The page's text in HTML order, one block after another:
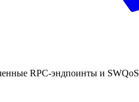
RPC-эндпоинты и SWQoS